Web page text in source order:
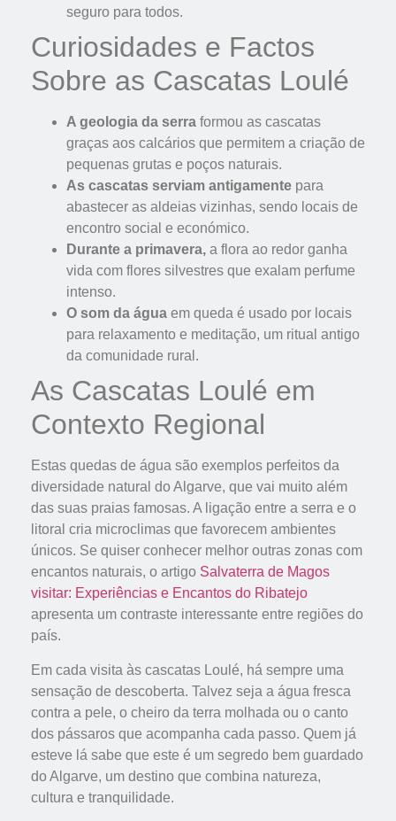
seguro para todos.
Curiosidades e Factos
Sobre as Cascatas Loulé
A geologia da serra formou as cascatas
graças aos calcários que permitem a criação de
pequenas grutas e poços naturais.
As cascatas serviam antigamente para
abastecer as aldeias vizinhas, sendo locais de
encontro social e económico.
Durante a primavera, a flora ao redor ganha
vida com flores silvestres que exalam perfume
intenso.
O som da água em queda é usado por locais
para relaxamento e meditação, um ritual antigo
da comunidade rural.
As Cascatas Loulé em
Contexto Regional
Estas quedas de água são exemplos perfeitos da
diversidade natural do Algarve, que vai muito além
das suas praias famosas. A ligação entre a serra e o
litoral cria microclimas que favorecem ambientes
únicos. Se quiser conhecer melhor outras zonas com
encantos naturais, o artigo Salvaterra de Magos
visitar: Experiências e Encantos do Ribatejo
apresenta um contraste interessante entre regiões do
país.
Em cada visita às cascatas Loulé, há sempre uma
sensação de descoberta. Talvez seja a água fresca
contra a pele, o cheiro da terra molhada ou o canto
dos pássaros que acompanha cada passo. Quem já
esteve lá sabe que este é um segredo bem guardado
do Algarve, um destino que combina natureza,
cultura e tranquilidade.